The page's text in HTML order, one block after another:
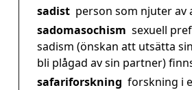
sadist person som njuter av
sadomasochism sexuell
sadism (önskan att utsätta
bli plågad av sin partner)
safariforskning forskning i